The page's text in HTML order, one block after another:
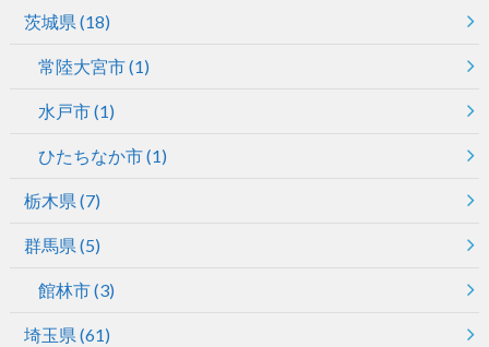
茨城県 (18)
常陸大宮市(1)
水戸市(1)
ひたちなか市(1)
栃木県 (7)
群馬県 (5)
館林市(3)
埼玉県 (61)